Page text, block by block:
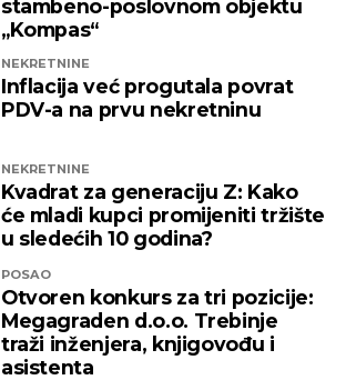
stambeno-poslovnom objektu
„Kompas“
NEKRETNINE
Inflacija već progutala povrat
PDV-a na prvu nekretninu
NEKRETNINE
Kvadrat za generaciju Z: Kako
će mladi kupci promijeniti tržište
u sledećih 10 godina?
POSAO
Otvoren konkurs za tri pozicije:
Megagraden d.o.o. Trebinje
traži inženjera, knjigovođu i
asistenta